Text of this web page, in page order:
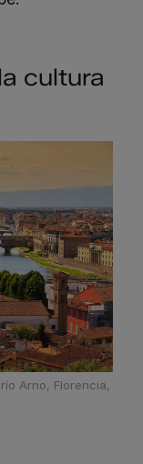
cultura
Arno, Florencia,